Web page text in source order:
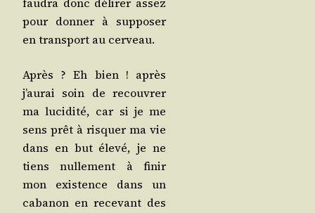
pour don­ner à sup­po­ser
en trans­port au cerveau.
Après ? Eh bien ! après
j’aurai soin de recou­vrer
ma luci­di­té, car si je me
sens prêt à ris­quer ma vie
dans en but éle­vé, je ne
tiens nul­le­ment à finir
mon exis­tence dans un
caba­non en rece­vant des